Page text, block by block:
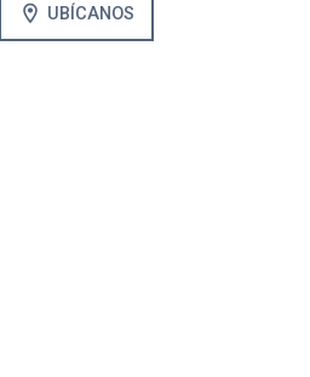
location_on UBÍCANOS